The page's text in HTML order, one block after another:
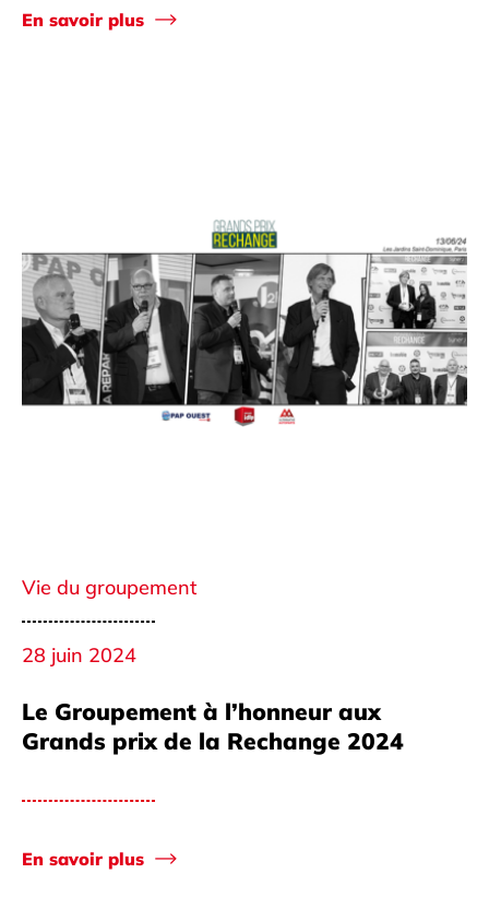
En savoir plus
Vie du groupement
28 juin 2024
Le Groupement à l’honneur aux
Grands prix de la Rechange 2024
En savoir plus